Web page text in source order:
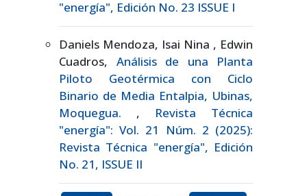
"energía", Edición No. 23 ISSUE I
Daniels Mendoza, Isai Nina , Edwin
Cuadros, Análisis de una Planta
Piloto Geotérmica con Ciclo
Binario de Media Entalpia, Ubinas,
Moquegua. , Revista Técnica
"energía": Vol. 21 Núm. 2 (2025):
Revista Técnica "energía", Edición
No. 21, ISSUE II